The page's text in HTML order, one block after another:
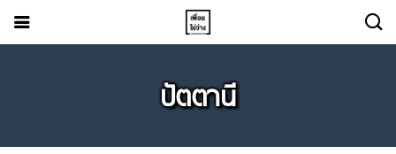
ปัตตานี